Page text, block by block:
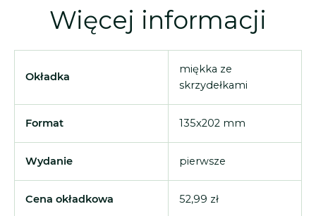
Więcej informacji
Okładka
miękka ze
skrzydełkami
Format 135x202 mm
Wydanie pierwsze
Cena okładkowa 52,99 zł